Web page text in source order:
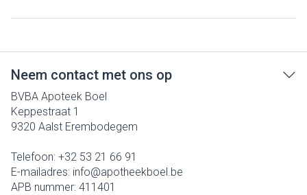
Neem contact met ons op
BVBA Apoteek Boel
Keppestraat 1
9320 Aalst Erembodegem
Telefoon: +32 53 21 66 91
E-mailadres: info@apotheekboel.be
APB nummer: 411401